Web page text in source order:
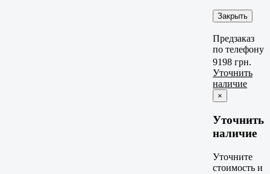
Закрыть
Предзаказ
по телефону
9198 грн.
Уточнить
наличие
×
Уточнить
наличие
Уточните
стоимость и